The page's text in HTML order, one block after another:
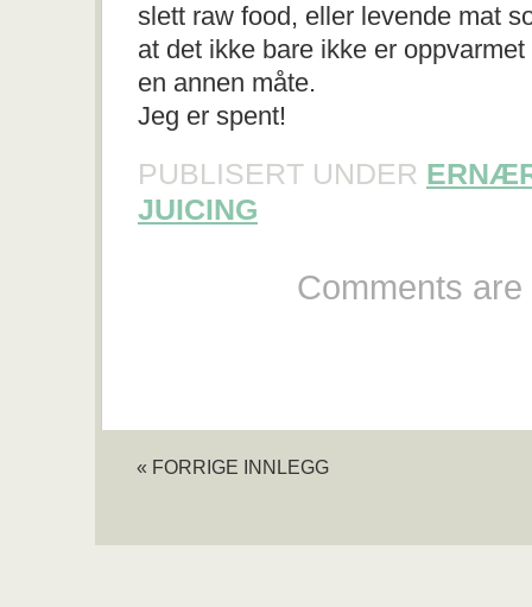
slett raw food, eller levende mat
at det ikke bare ikke er
en annen måte.
Jeg er spent!
PUBLISERT UNDER
JUICING
Comments
« FORRIGE INNLEGG